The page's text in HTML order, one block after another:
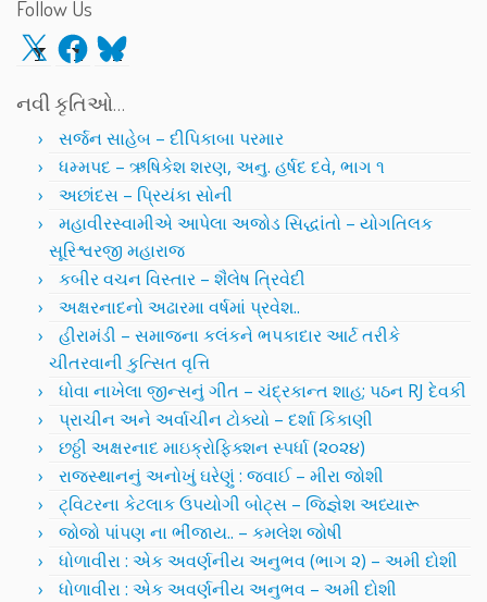
Follow Us
X Facebook
Bluesky
નવી કૃતિઓ…
સર્જન સાહેબ – દીપિકાબા પરમાર
ધમ્મપદ – ઋષિકેશ શરણ, અનુ. હર્ષદ દવે, ભાગ ૧
અછાંદસ – પ્રિયંકા સોની
મહાવીરસ્વામીએ આપેલા અજોડ સિદ્ધાંતો – યોગતિલક
સૂરિશ્વરજી મહારાજ
કબીર વચન વિસ્તાર – શૈલેષ ત્રિવેદી
અક્ષરનાદનો અઢારમા વર્ષમાં પ્રવેશ..
હીરામંડી – સમાજના કલંકને ભપકાદાર આર્ટ તરીકે
ચીતરવાની કુત્સિત વૃત્તિ
ધોવા નાખેલા જીન્સનું ગીત – ચંદ્રકાન્ત શાહ; પઠન RJ દેવકી
પ્રાચીન અને અર્વાચીન ટોક્યો – દર્શા કિકાણી
છઠ્ઠી અક્ષરનાદ માઇક્રોફિક્શન સ્પર્ધા (૨૦૨૪)
રાજસ્થાનનું અનોખું ઘરેણું : જવાઈ – મીરા જોશી
ટ્વિટરના કેટલાક ઉપયોગી બોટ્સ – જિજ્ઞેશ અધ્યારૂ
જોજો પાંપણ ના ભીંજાય.. – કમલેશ જોષી
ધોળાવીરા : એક અવર્ણનીય અનુભવ (ભાગ ૨) – અમી દોશી
ધોળાવીરા : એક અવર્ણનીય અનુભવ – અમી દોશી